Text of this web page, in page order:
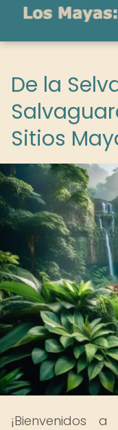
De la
Sitios
¡Bienvenidos a